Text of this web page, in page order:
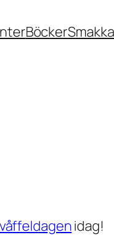
Böcker
våffeldagenidag!